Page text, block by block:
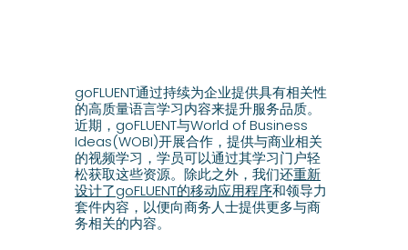
goFLUENT通过持续为企业提供具有相关性
的高质量语言学习内容来提升服务品质。
近期，goFLUENT与World of Business
Ideas(WOBI)开展合作，提供与商业相关
的视频学习，学员可以通过其学习门户轻
松获取这些资源。除此之外，我们还重新
设计了goFLUENT的移动应用程序和领导力
套件内容，以便向商务人士提供更多与商
务相关的内容。